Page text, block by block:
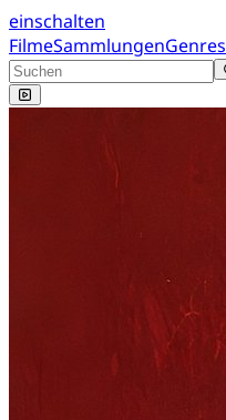
einschalten
FilmeSammlungenGenres